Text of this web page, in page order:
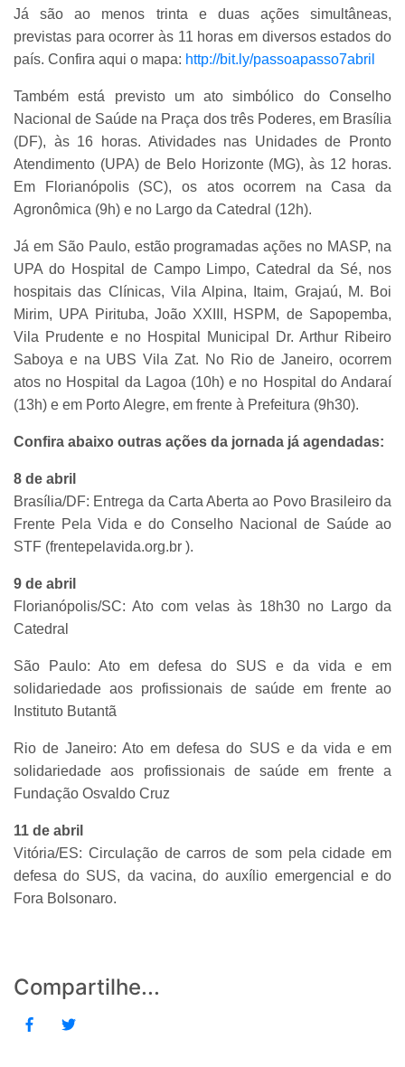
Já são ao menos trinta e duas ações simultâneas,
previstas para ocorrer às 11 horas em diversos estados do
país. Confira aqui o mapa: http://bit.ly/passoapasso7abril
Também está previsto um ato simbólico do Conselho
Nacional de Saúde na Praça dos três Poderes, em Brasília
(DF), às 16 horas. Atividades nas Unidades de Pronto
Atendimento (UPA) de Belo Horizonte (MG), às 12 horas.
Em Florianópolis (SC), os atos ocorrem na Casa da
Agronômica (9h) e no Largo da Catedral (12h).
Já em São Paulo, estão programadas ações no MASP, na
UPA do Hospital de Campo Limpo, Catedral da Sé, nos
hospitais das Clínicas, Vila Alpina, Itaim, Grajaú, M. Boi
Mirim, UPA Pirituba, João XXIII, HSPM, de Sapopemba,
Vila Prudente e no Hospital Municipal Dr. Arthur Ribeiro
Saboya e na UBS Vila Zat. No Rio de Janeiro, ocorrem
atos no Hospital da Lagoa (10h) e no Hospital do Andaraí
(13h) e em Porto Alegre, em frente à Prefeitura (9h30).
Confira abaixo outras ações da jornada já agendadas:
8 de abril
Brasília/DF: Entrega da Carta Aberta ao Povo Brasileiro da
Frente Pela Vida e do Conselho Nacional de Saúde ao
STF (frentepelavida.org.br ).
9 de abril
Florianópolis/SC: Ato com velas às 18h30 no Largo da
Catedral
São Paulo: Ato em defesa do SUS e da vida e em
solidariedade aos profissionais de saúde em frente ao
Instituto Butantã
Rio de Janeiro: Ato em defesa do SUS e da vida e em
solidariedade aos profissionais de saúde em frente a
Fundação Osvaldo Cruz
11 de abril
Vitória/ES: Circulação de carros de som pela cidade em
defesa do SUS, da vacina, do auxílio emergencial e do
Fora Bolsonaro.
Compartilhe...